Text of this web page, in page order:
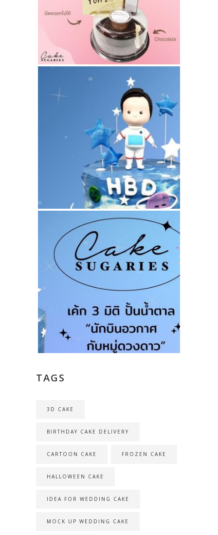
TAGS
3D CAKE
BIRTHDAY CAKE DELIVERY
CARTOON CAKE FROZEN CAKE
HALLOWEEN CAKE
IDEA FOR WEDDING CAKE
MOCK UP WEDDING CAKE